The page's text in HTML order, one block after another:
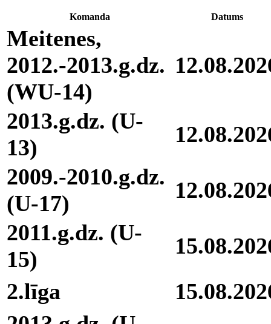
Komanda Datums
Meitenes,
2012.-2013.g.dz.
(WU-14)
2013.g.dz. (U-
13)
2009.-2010.g.dz.
(U-17)
2011.g.dz. (U-
15)
2.līga